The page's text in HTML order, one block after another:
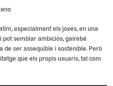
especialment els joves, en una
semblar ambiciós, gairebé
de ser assequible i sostenible. Però
que els propis usuaris, tal com